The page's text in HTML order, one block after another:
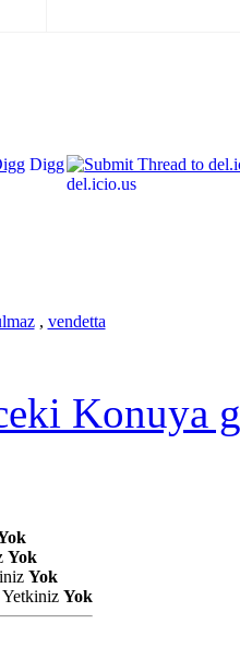
Digg
del.icio.us
, vendetta
Konuya
Yok
Yok
Yetkiniz Yok